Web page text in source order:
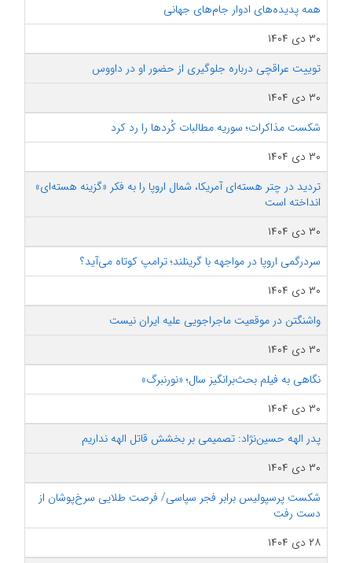
همه پدیده‌های ادوار جام‌های جهانی
۳۰ دی ۱۴۰۴
توییت عراقچی درباره جلوگیری از حضور او در داووس
۳۰ دی ۱۴۰۴
شکست مذاکرات؛ سوریه مطالبات کُردها را رد کرد
۳۰ دی ۱۴۰۴
تردید در چتر هسته‌ای آمریکا، شمال اروپا را به فکر «گزینه هسته‌ای»
انداخته است
۳۰ دی ۱۴۰۴
سردرگمی اروپا در مواجهه با گرینلند؛ ترامپ کوتاه می‌آید؟
۳۰ دی ۱۴۰۴
واشنگتن در موقعیت ماجراجویی علیه ایران نیست
۳۰ دی ۱۴۰۴
نگاهی به فیلم بحث‌برانگیز سال؛ «نورنبرگ»
۳۰ دی ۱۴۰۴
پدر الهه حسین‌نژاد: تصمیمی بر بخشش قاتل الهه نداریم
۳۰ دی ۱۴۰۴
شکست پرسپولیس برابر فجر سپاسی/ فرصت طلایی سرخ‌پوشان از
دست رفت
۲۸ دی ۱۴۰۴